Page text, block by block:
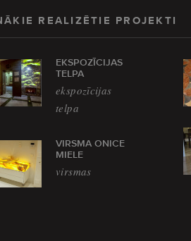
REALIZĒTIE PROJEKTI
EKSPOZĪCIJAS
TELPA
ekspozīcijas
telpa
VIRSMA ONICE
MIELE
virsmas